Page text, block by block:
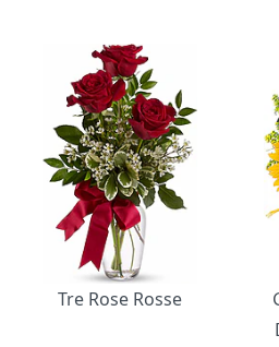
Bouquet di fiori
Tre Rose Rosse